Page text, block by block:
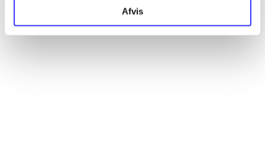
Afvis
Alle registrerede artikler fordelt på udgivelser